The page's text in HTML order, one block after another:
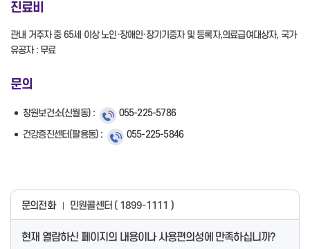
진료비
관내 거주자 중 65세 이상 노인·장애인·장기기증자 및 등록자,의료급여대상자, 국가
유공자 : 무료
문의
창원보건소(신월동) : 055-225-5786
건강증진센터(팔용동) : 055-225-5846
문의전화 민원콜센터 ( 1899-1111 )
현재 열람하신 페이지의 내용이나 사용편의성에 만족하십니까?